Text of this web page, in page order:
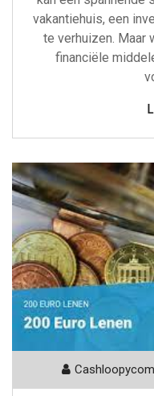
vakantiehuis, een
te verhuizen. Maar
financiële
Cashloopycom